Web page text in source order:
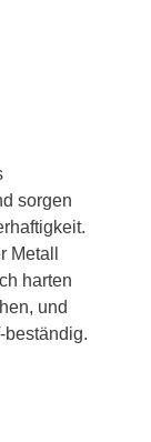
sorgen
harten
und